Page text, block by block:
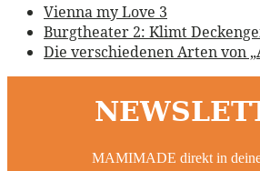
Vienna my Love 3
Burgtheater 2: Klimt
Die verschiedenen Arten von
MAMIMADE direkt in